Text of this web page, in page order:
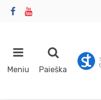
Meniu Paieška